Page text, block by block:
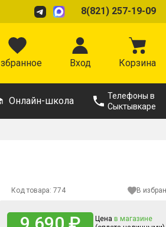
8(821) 257-19-09
Вход Корзина
Онлайн-школа
Телефоны в
Сыктывкаре
Код товара: 774 В
Цена в магазине